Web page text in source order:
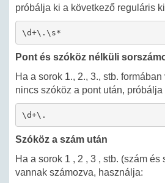
próbálja ki a következő reguláris
\d+\.\s*
Pont és szóköz nélküli
Ha a sorok 1., 2., 3., stb.
nincs szóköz a pont után, próbálja
\d+\.
Szóköz a szám után
Ha a sorok 1 , 2 , 3 , stb. (szám és
vannak számozva, használja: